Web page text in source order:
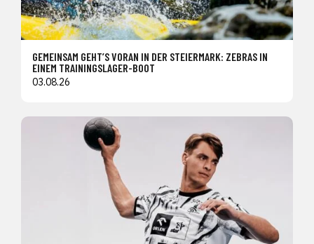
GEMEINSAM GEHT’S VORAN IN DER STEIERMARK: ZEBRAS IN
EINEM TRAININGSLAGER-BOOT
03.08.26